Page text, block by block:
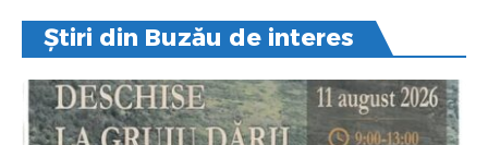
Știri din Buzău de interes